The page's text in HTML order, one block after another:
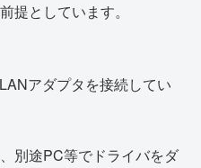
提としています。
アダプタを接続してい
別途PC等でドライバをダ